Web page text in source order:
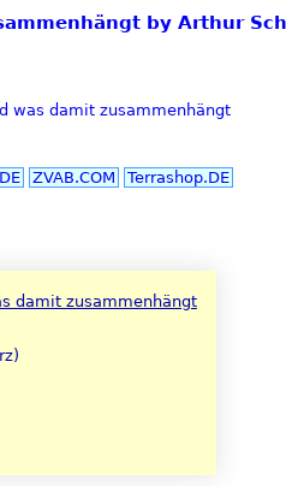
by Arthur
was damit zusammenhängt
ZVAB.COM
Terrashop.DE
damit zusammenhängt